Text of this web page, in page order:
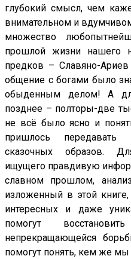
глубокий смысл, чем
внимательном и
множество
прошлой жизни нашего
предков – Славяно-
общение с богами было
обыденным делом! А
позднее – полторы-две
не всё было ясно и
пришлось передавать
сказочных образов.
ищущего правдивую
славном прошлом,
изложенный в этой
интересных и даже
помогут
непрекращающейся
помогут понять, кем же